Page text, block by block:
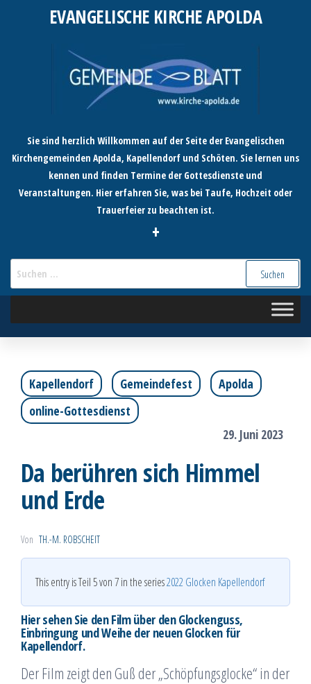
EVANGELISCHE KIRCHE APOLDA
Sie sind herzlich Willkommen auf der Seite der Evangelischen
Kirchengemeinden Apolda, Kapellendorf und Schöten. Sie lernen uns
kennen und finden Termine der Gottesdienste und
Veranstaltungen. Hier erfahren Sie, was bei Taufe, Hochzeit oder
Trauerfeier zu beachten ist.
+
Kapellendorf Gemeindefest
Apolda
online-Gottesdienst
29. Juni 2023
Da berühren sich Himmel
und Erde
Von TH.-M. ROBSCHEIT
This entry is Teil 5 von 7 in the series2022 Glocken Kapellendorf
Hier sehen Sie den Film über den Glockenguss,
Einbringung und Weihe der neuen Glocken für
Kapellendorf.
Der Film zeigt den Guß der „Schöpfungsglocke“ in der